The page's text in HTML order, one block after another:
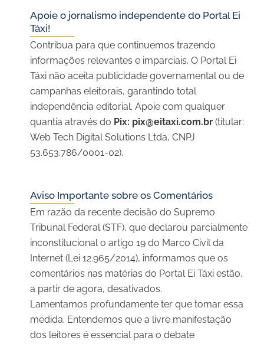
Apoie o jornalismo independente do Portal Ei
Táxi!
Contribua para que continuemos trazendo
informações relevantes e imparciais. O Portal Ei
Táxi não aceita publicidade governamental ou de
campanhas eleitorais, garantindo total
independência editorial. Apoie com qualquer
quantia através do Pix: pix@eitaxi.com.br (titular:
Web Tech Digital Solutions Ltda, CNPJ
53.653.786/0001-02).
Aviso Importante sobre os Comentários
Em razão da recente decisão do Supremo
Tribunal Federal (STF), que declarou parcialmente
inconstitucional o artigo 19 do Marco Civil da
Internet (Lei 12.965/2014), informamos que os
comentários nas matérias do Portal Ei Táxi estão,
a partir de agora, desativados.
Lamentamos profundamente ter que tomar essa
medida. Entendemos que a livre manifestação
dos leitores é essencial para o debate